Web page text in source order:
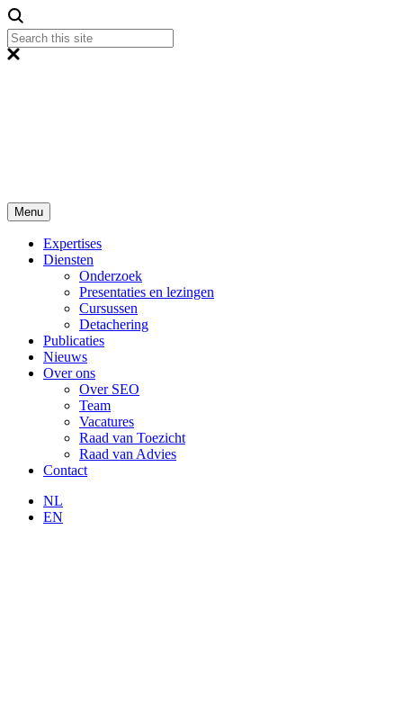
Menu
Expertises
Diensten
Onderzoek
Presentaties en lezingen
Cursussen
Detachering
Publicaties
Nieuws
Over ons
Over SEO
Team
Vacatures
Raad van Toezicht
Raad van Advies
Contact
NL
EN